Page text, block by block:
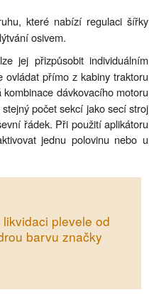
které nabízí regulaci šířky
osivem.
jej přizpůsobit individuálním
přímo z kabiny traktoru
dávkovacího motoru
počet sekcí jako secí stroj
řádek. Při použití aplikátoru
jednu polovinu nebo u
plevele od
barvu značky